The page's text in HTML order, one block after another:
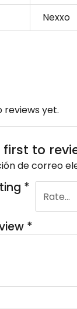
Nexxo
reviews yet.
to
de correo
*
*